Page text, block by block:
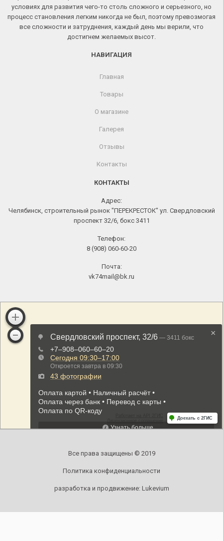
условиях для развития чего-то столь сложного и серьезного, но
процесс становления легким никогда не был, поэтому превозмогая
все сложности и затруднения, каждый день мы верили, что
достигнем желаемых высот.
НАВИГАЦИЯ
Главная
Товары
О магазине
Галерея
Отзывы
Контакты
КОНТАКТЫ
Адрес:
Челябинск, строительный рынок "ПЕРЕКРЕСТОК" ул. Свердловский
проспект 32/6, бокс 3411
Телефон:
8 (908) 060-60-20
Почта:
vk74mail@bk.ru
Все права защищены © 2019
Политика конфиденциальности
разработка и продвижение: Lukevium